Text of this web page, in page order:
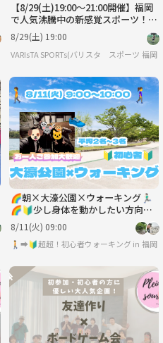
【8/29(土)19:00～21:00開催】福岡
で人気沸騰中の新感覚スポーツ！パ
デル！【初心者・お一人様参加大歓
迎】
8/29(土) 19:00
VARIsTA SPORTs(バリスタ スポーツ)福岡
🌈朝×大濠公園×ウォーキング🏃🏻‍♂️
🌈🔰少し身体を動かしたい方向け
👭✨
8/11(火) 09:00
🚶‍➡️🔰超超！初心者ウォーキング in 大
福岡